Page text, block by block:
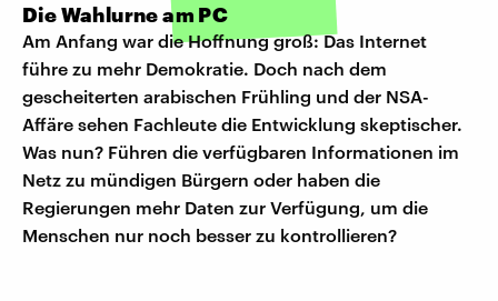
Die Wahlurne am PC
Am Anfang war die Hoffnung groß: Das Internet
führe zu mehr Demokratie. Doch nach dem
gescheiterten arabischen Frühling und der NSA-
Affäre sehen Fachleute die Entwicklung skeptischer.
Was nun? Führen die verfügbaren Informationen im
Netz zu mündigen Bürgern oder haben die
Regierungen mehr Daten zur Verfügung, um die
Menschen nur noch besser zu kontrollieren?